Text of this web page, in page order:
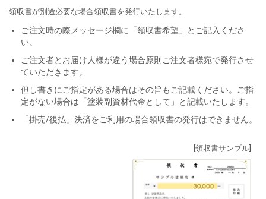
領収書が別途必要な場合領収書を発行いたします。
ご注文時の際メッセージ欄に「領収書希望」とご記入くださ
い。
ご注文者とお届け人様が違う場合原則ご注文者様宛で発行させ
ていただきます。
但し書きにご指定がある場合はその旨もご記載ください。ご指
定がない場合は「塗装副資材代金として」と記載いたします。
「掛売/後払」決済をご利用の場合領収書の発行はできません。
[領収書サンプル]